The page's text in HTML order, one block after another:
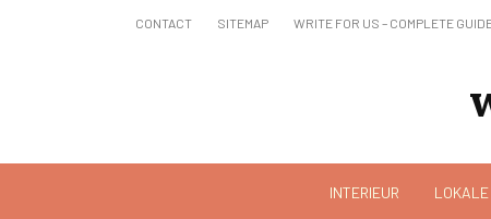
CONTACT SITEMAP WRITE FOR US – COMPLETE
INTERIEUR LOKALE